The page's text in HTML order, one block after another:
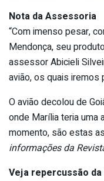
Nota da Assessoria
“Com imenso pesar,
Mendonça, seu
assessor Abicieli
avião, os quais
O avião decolou de
onde Marília teria uma
momento, são estas
informações da
Veja repercussão